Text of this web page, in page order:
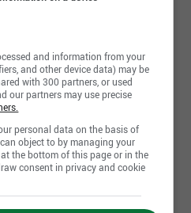
and information from your
and other device data) may be
with 300 partners, or used
our partners may use precise
personal data on the basis of
object to by managing your
the bottom of this page or in the
consent in privacy and cookie